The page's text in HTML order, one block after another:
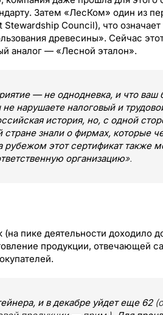
Затем «ЛесКом» один из
Stewardship Council), что означает
древесины». Сейчас
аналог — «Лесной эталон».
— не однодневка, и что ваш
нарушаете налоговый и
история, но, с одной
знали о фирмах, которые
этот сертификат также
организацию».
пике деятельности доходило
продукции, отвечающей
и в декабре уйдет еще 62